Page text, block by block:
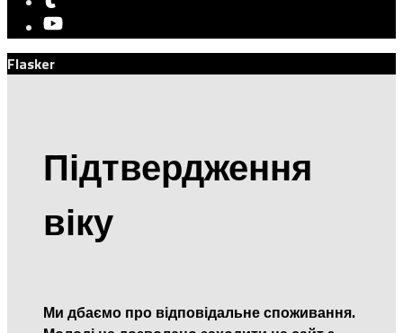
Flasker
Підтвердження
віку
Ми дбаємо про відповідальне споживання.